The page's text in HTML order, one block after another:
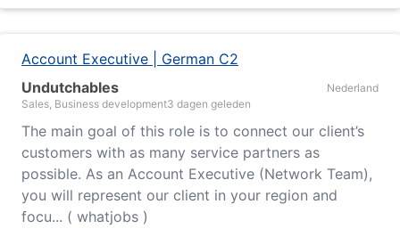
Account Executive | German C2
Undutchables
Nederland
Sales, Business development3 dagen geleden
The main goal of this role is to connect our client’s
customers with as many service partners as
possible. As an Account Executive (Network Team),
you will represent our client in your region and
focu... ( whatjobs )